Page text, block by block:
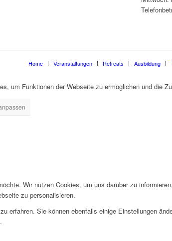
Home Veranstaltungen Retreats Ausbildung
um Funktionen der Webseite zu ermöglichen und die
Wir nutzen Cookies, um uns darüber zu
zu personalisieren.
erfahren. Sie können ebenfalls einige Einstellungen